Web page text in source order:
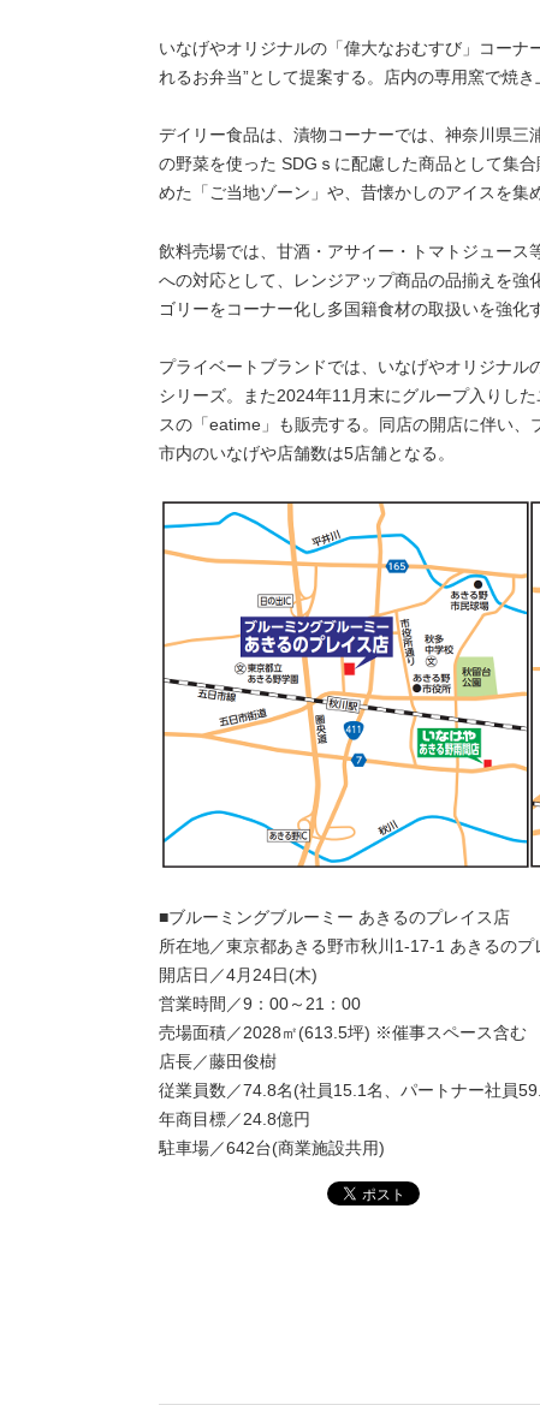
いなげやオリジナルの「偉大なおむすび」コーナ
れるお弁当”として提案する。店内の専用窯で焼
デイリー食品は、漬物コーナーでは、神奈川県
の野菜を使った SDGｓに配慮した商品として集
めた「ご当地ゾーン」や、昔懐かしのアイスを集
飲料売場では、甘酒・アサイー・トマトジュース
への対応として、レンジアップ商品の品揃えを
ゴリーをコーナー化し多国籍食材の取扱いを強化
プライベートブランドでは、いなげやオリジナル
シリーズ。また2024年11月末にグループ入りし
スの「eatime」も販売する。同店の開店に伴い
市内のいなげや店舗数は5店舗となる。
■ブルーミングブルーミー あきるのプレイス店
所在地／東京都あきる野市秋川1-17-1 あきるのプ
開店日／4月24日(木)
営業時間／9：00～21：00
売場面積／2028㎡(613.5坪) ※催事スペース含む
店長／藤田俊樹
従業員数／74.8名(社員15.1名、パートナー社員
年商目標／24.8億円
駐車場／642台(商業施設共用)